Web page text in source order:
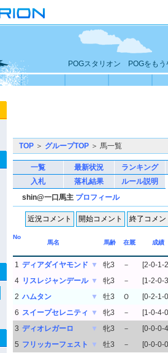
POGスタリオン POGをもう
TOP ＞ グループTOP ＞ 馬一覧
一覧 最新状況
ランキング
入札
落札結果
ルール説明
shin@一口馬主 プロフィール
No
馬名
馬齢 在厩 成績
1 ディアダイヤモンド ▼ 牝3 －
[2-0-1-
4 リスレジャンデール ▼ 牝3 －
[1-2-0-
2 ハムタン ▼ 牡3 Ｏ
[0-2-1-
6 スイープセレニティ ▼ 牝3 －
[1-0-4-
3 ディオレガーロ ▼ 牝3 －
[0-0-0-
5 フリッカーフェスト ▼ 牡3 －
[0-0-0-